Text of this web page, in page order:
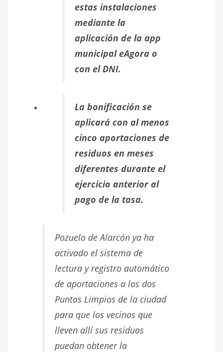
estas instalaciones
mediante la
aplicación de la app
municipal eAgora o
con el DNI.
La bonificación se
aplicará con al menos
cinco aportaciones de
residuos en meses
diferentes durante el
ejercicio anterior al
pago de la tasa.
Pozuelo de Alarcón ya ha
activado el sistema de
lectura y registro automático
de aportaciones a los dos
Puntos Limpios de la ciudad
para que los vecinos que
lleven allí sus residuos
puedan obtener la